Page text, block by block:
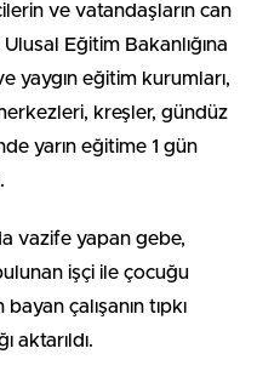
ve vatandaşların can
Eğitim Bakanlığına
yaygın eğitim kurumları,
kreşler, gündüz
yarın eğitime 1 gün
vazife yapan gebe,
işçi ile çocuğu
çalışanın tıpkı
aktarıldı.